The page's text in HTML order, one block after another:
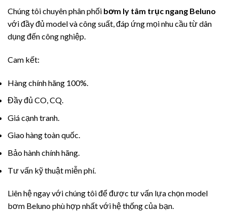
Chúng tôi chuyên phân phối bơm ly tâm trục ngang Beluno
với đầy đủ model và công suất, đáp ứng mọi nhu cầu từ dân
dụng đến công nghiệp.
Cam kết:
Hàng chính hãng 100%.
Đầy đủ CO, CQ.
Giá cạnh tranh.
Giao hàng toàn quốc.
Bảo hành chính hãng.
Tư vấn kỹ thuật miễn phí.
Liên hệ ngay với chúng tôi để được tư vấn lựa chọn model
bơm Beluno phù hợp nhất với hệ thống của bạn.